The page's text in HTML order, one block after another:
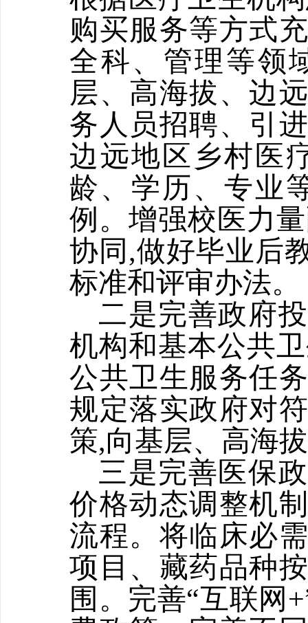
购买服务等方式
全科、管理等领
层、高海拔、边
务人员招聘、引
边远地区乡村医
龄、学历、专业
例。增强校医力
协同,做好毕业后
标准和评审办法。
二是完善政府
机构和基本公共
公共卫生服务任
规定落实政府对
策,向基层、高海
三是完善医保
价格动态调整机
流程。将临床必
项目、藏药品种
围。完善“互联网